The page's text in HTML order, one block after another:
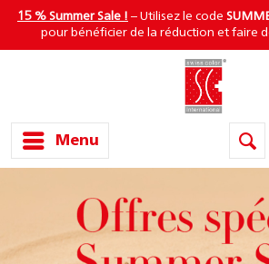
15 % Summer Sale ! – Utilisez le code
pour bénéficier de la réduction et faire
Menu